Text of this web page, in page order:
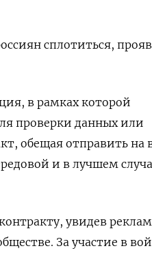
сплотиться,
в рамках которой
проверки данных или
обещая отправить на
и в лучшем
увидев
За участие в